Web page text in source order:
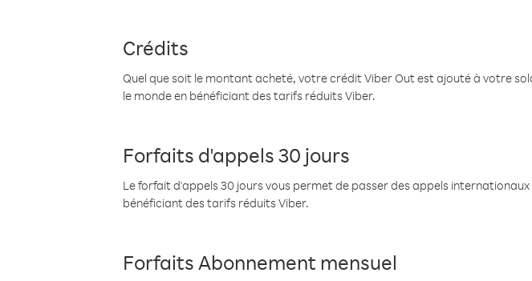
Crédits
Quel que soit le montant acheté, votre crédit Viber Out est ajouté à votre
le monde en bénéficiant des tarifs réduits Viber.
Forfaits d'appels 30 jours
Le forfait d'appels 30 jours vous permet de passer des appels
bénéficiant des tarifs réduits Viber.
Forfaits Abonnement mensuel